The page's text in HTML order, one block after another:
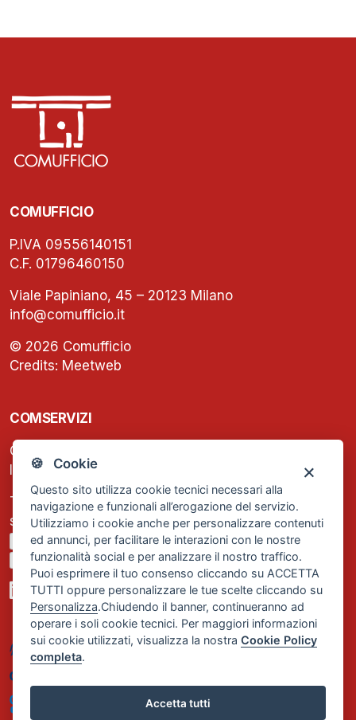
🍪 Cookie
Questo sito utilizza cookie tecnici necessari alla
navigazione e funzionali all’erogazione del servizio.
Utilizziamo i cookie anche per personalizzare contenuti
ed annunci, per facilitare le interazioni con le nostre
funzionalità social e per analizzare il nostro traffico.
Puoi esprimere il tuo consenso cliccando su ACCETTA
TUTTI oppure personalizzare le tue scelte cliccando su
Personalizza.Chiudendo il banner, continueranno ad
operare i soli cookie tecnici. Per maggiori informazioni
sui cookie utilizzati, visualizza la nostraCookie Policy
completa.
Accetta tutti
COMUFFICIO
P.IVA 09556140151
C.F. 01796460150
Viale Papiniano, 45 – 20123 Milano
info@comufficio.it
© 2026 Comufficio
Credits: Meetweb
COMSERVIZI
C.F. e P.IVA: 13474420158
Iscrizione REA Milano n. 1656740
Tel. +39 02 2838 1307
segreteria@comservizi.eu
Privacy Policy
Cookie Policy